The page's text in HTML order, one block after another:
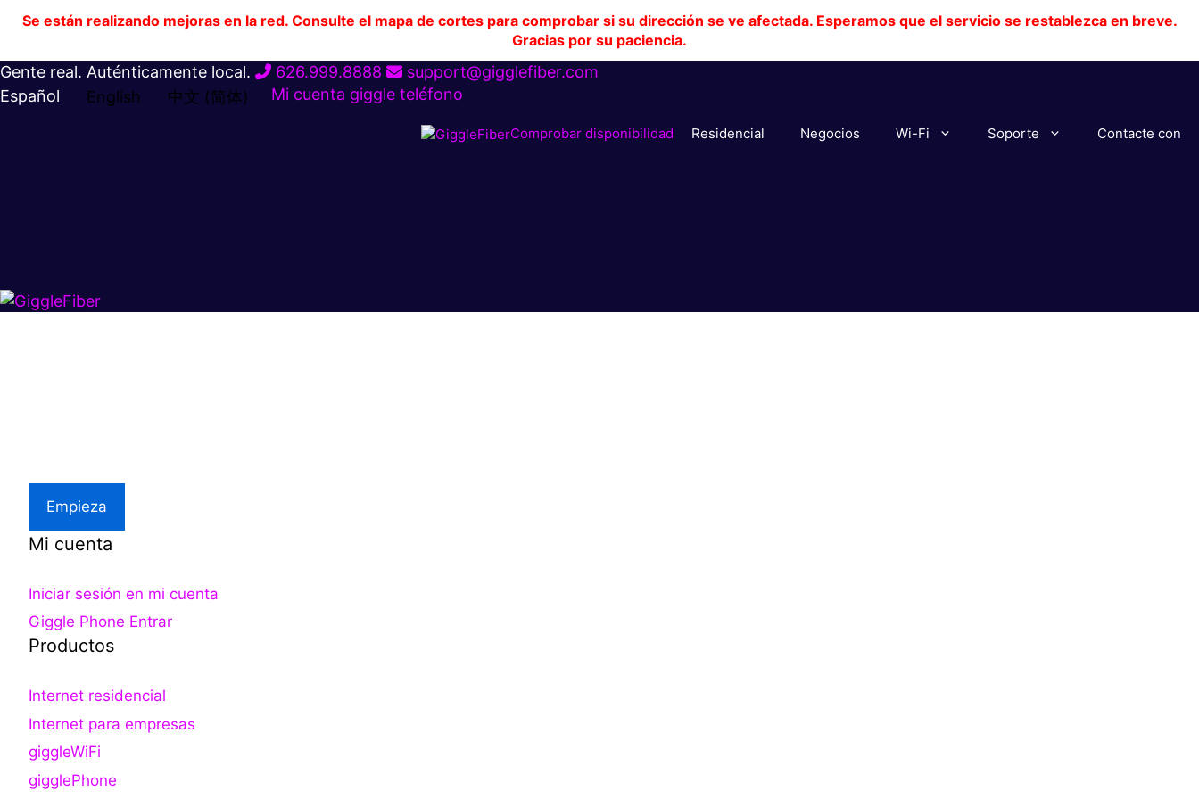
Se están realizando mejoras en la red. Consulte el mapa de cortes para comprobar si su dirección se ve afectada. Esperamos que el servicio se restablezca en breve.
Gracias por su paciencia.
Ir
al
Gente real. Auténticamente local. 626.999.8888
support@gigglefiber.com
Español
English 中文 (简体) Mi cuenta giggle teléfono
Comprobar disponibilidad Residencial Negocios Wi-Fi Soporte Contacte con
Empieza
Mi cuenta
Iniciar sesión en mi cuenta
Giggle Phone Entrar
Productos
Internet residencial
Internet para empresas
giggleWiFi
gigglePhone